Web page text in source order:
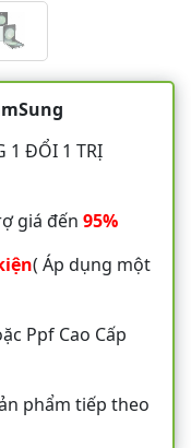
1 ĐỔI 1 TRỊ
giá đến 95%
( Áp dụng một
Ppf Cao Cấp
phẩm tiếp theo